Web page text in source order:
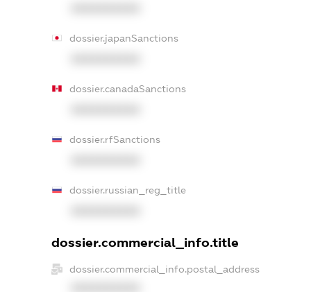
dossier.japanSanctions
dossier.canadaSanctions
dossier.rfSanctions
dossier.russian_reg_title
dossier.commercial_info.title
dossier.commercial_info.postal_address